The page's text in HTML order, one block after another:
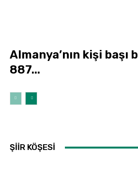
Almanya’nın kişi başı
887...
ŞİİR KÖŞESİ